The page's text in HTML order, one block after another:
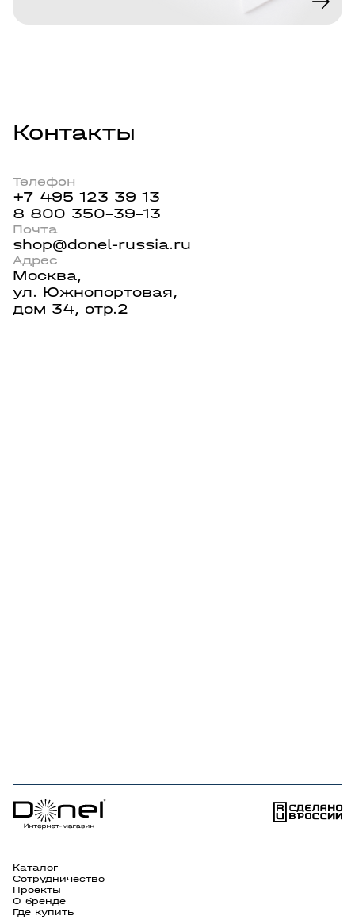
Контакты
Телефон
+7 495 123 39 13
8 800 350-39-13
Почта
shop@donel-russia.ru
Адрес
Москва,
ул. Южнопортовая,
дом 34, стр.2
Каталог
Сотрудничество
Проекты
О бренде
Где купить